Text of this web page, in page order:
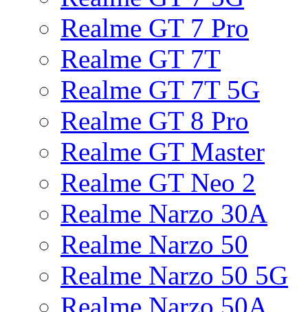
Realme GT 7 Pro
Realme GT 7T
Realme GT 7T 5G
Realme GT 8 Pro
Realme GT Master
Realme GT Neo 2
Realme Narzo 30A
Realme Narzo 50
Realme Narzo 50 5G
Realme Narzo 50A